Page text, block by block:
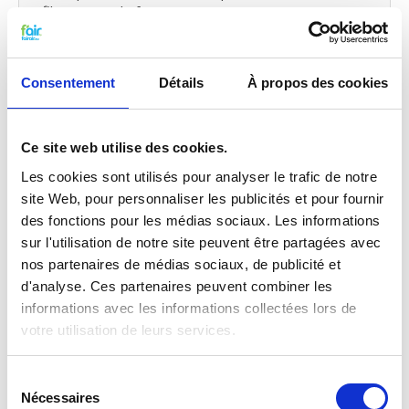
Consentement Détails À propos des cookies
Ce site web utilise des cookies.
Les cookies sont utilisés pour analyser le trafic de notre
site Web, pour personnaliser les publicités et pour fournir
des fonctions pour les médias sociaux. Les informations
sur l'utilisation de notre site peuvent être partagées avec
nos partenaires de médias sociaux, de publicité et
d'analyse. Ces partenaires peuvent combiner les
informations avec les informations collectées lors de
votre utilisation de leurs services.
Nécessaires
filtres VMC de fairair pour SOLER & PALAU HR
MURAL 600/800 vous-même dans votre ventilation
mécanique avec récupération de chaleur. Consultez
ventilation mécanique avec récupération de chaleur.
Vous pouvez également faire unpetit entretien
probiotiquesentre temps.
Qualité G4 pour le prix G3
Les filtres G3 f’air ont une capture de 92%. La
capture des filtres G3, selon les normes prescrites
EN779 doivent être entre 80% et 90%. Cela
signifie concrètement que les filtres G3 f’air ont
une efficacité plus élevée et capturent donc plus de
saletés que prescrit par la norme. Vous êtes donc
assuré de filtres de haute qualité à un prix
compétitif. Pour tout savoir surles classes et les